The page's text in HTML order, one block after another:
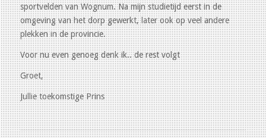
sportvelden van Wognum. Na mijn studietijd eerst in de
omgeving van het dorp gewerkt, later ook op veel andere
plekken in de provincie.
Voor nu even genoeg denk ik.. de rest volgt
Groet,
Jullie toekomstige Prins